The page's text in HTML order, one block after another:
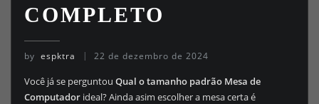
COMPLETO
by espktra 22 de dezembro de 2024
Você já se perguntou Qual o tamanho padrão Mesa de
Computadorideal? Ainda asim escolher a mesa certa é